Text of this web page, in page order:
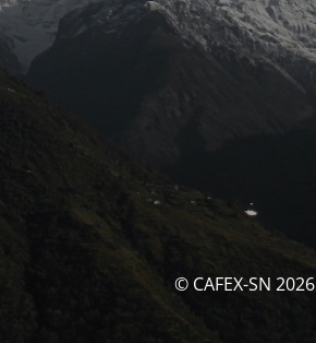
© CAFEX-SN 2026